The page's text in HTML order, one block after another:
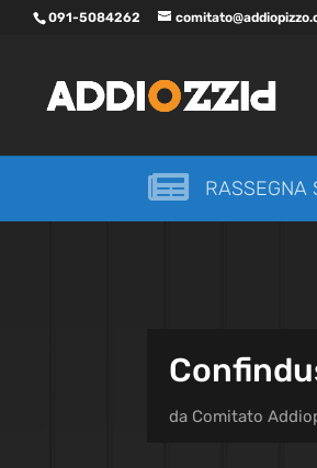
091-5084262
 RASSEGNA
da Comitato